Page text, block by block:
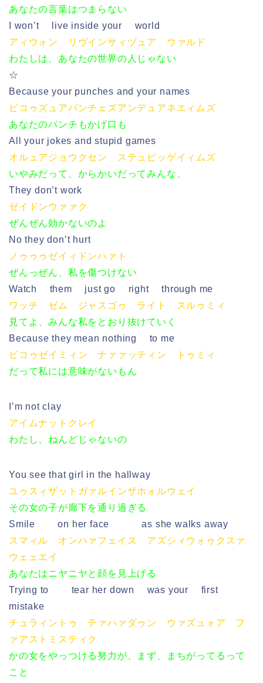
あなたの言葉はつまらない
I won’t live inside your world
アィウォン リヴインサィヅュア ウァルド
わたしは、あなたの世界の人じゃない
☆
Because your punches and your names
ビコゥズュアパンチェズアンデュアネエィムズ
あなたのパンチもかげ口も
All your jokes and stupid games
オルュアジョウクセン ステュピッゲイィムズ
いやみだって、からかいだってみんな、
They don’t work
ゼイドンウァァク
ぜんぜん効かないのよ
No they don’t hurt
ノゥゥゥゼイィドンハァト
ぜんっぜん、私を傷つけない
Watch them just go right through me
ワッチ ゼム ジャスゴゥ ライト スルゥミィ
見てよ、みんな私をとおり抜けていく
Because they mean nothing to me
ビコゥゼイミィン ナァァッティン トゥミィ
だって私には意味がないもん
I’m not clay
アイムナットクレイ
わたし、ねんどじゃないの
You see that girl in the hallway
ユゥスィザットガァルインザホォルウェイ
その女の子が廊下を通り過ぎる
Smile on her face as she walks away
スマィル オンハァフェイス アズシィウォゥクスァ
ウェェエイ
あなたはニヤニヤと顔を見上げる
Trying to tear her down was your first
mistake
チュラィントゥ テァハァダゥン ウァズュォア フ
ァアストミスティク
かの女をやっつける努力が、まず、まちがってるって
こと